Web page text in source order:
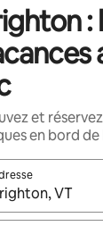
:
et
en bord
les